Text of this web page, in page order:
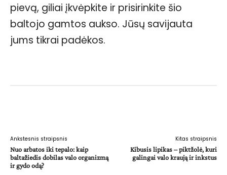
pievą, giliai įkvėpkite ir prisirinkite šio
baltojo gamtos aukso. Jūsų savijauta
jums tikrai padėkos.
Ankstesnis straipsnis
Nuo arbatos iki tepalo: kaip
baltažiedis dobilas valo organizmą
ir gydo odą?
Kitas straipsnis
Kibusis lipikas – piktžolė, kuri
galingai valo kraują ir inkstus